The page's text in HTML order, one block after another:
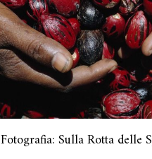
Fotografia: Sulla Rotta delle